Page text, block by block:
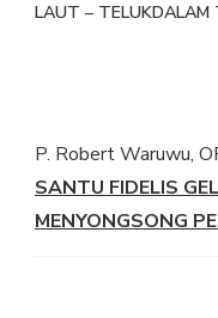
LAUT –
P. Robert Waruwu,
SANTU FIDELIS
MENYONGSONG